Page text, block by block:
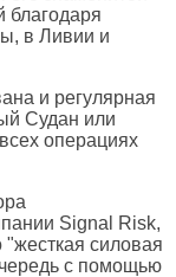
благодаря
в Ливии и
и регулярная
Судан или
операциях
Signal Risk,
"жесткая силовая
с помощью